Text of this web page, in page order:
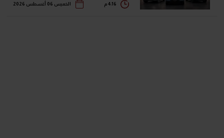
الخميس 06 أغسطس 2026